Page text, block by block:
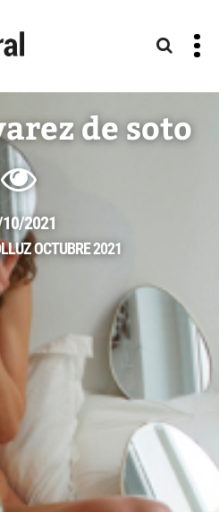
de soto
2021
OCTUBRE 2021